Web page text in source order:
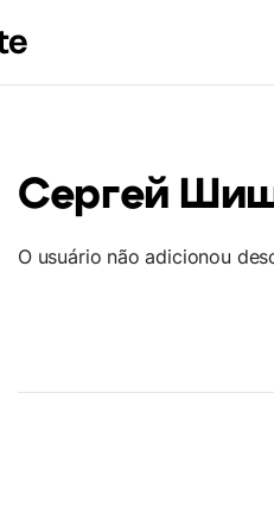
Сергей
O usuário não adicionou